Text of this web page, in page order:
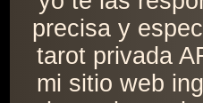
precisa y
tarot privada
mi sitio web